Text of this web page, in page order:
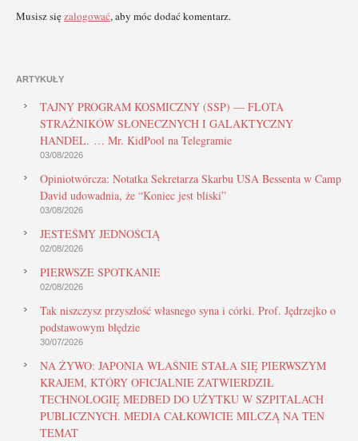
Musisz sięzalogować, aby móc dodać komentarz.
ARTYKUŁY
TAJNY PROGRAM KOSMICZNY (SSP) — FLOTA
STRAŻNIKÓW SŁONECZNYCH I GALAKTYCZNY
HANDEL. … Mr. KidPool na Telegramie
03/08/2026
Opiniotwórcza: Notatka Sekretarza Skarbu USA Bessenta w Camp
David udowadnia, że “Koniec jest bliski”
03/08/2026
JESTEŚMY JEDNOŚCIĄ
02/08/2026
PIERWSZE SPOTKANIE
02/08/2026
Tak niszczysz przyszłość własnego syna i córki. Prof. Jędrzejko o
podstawowym błędzie
30/07/2026
NA ŻYWO: JAPONIA WŁAŚNIE STAŁA SIĘ PIERWSZYM
KRAJEM, KTÓRY OFICJALNIE ZATWIERDZIŁ
TECHNOLOGIĘ MEDBED DO UŻYTKU W SZPITALACH
PUBLICZNYCH. MEDIA CAŁKOWICIE MILCZĄ NA TEN
TEMAT